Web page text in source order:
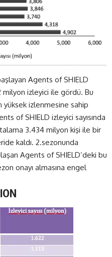
Agents of SHIELD
izleyici ile gördü. Bu
yüksek izlenmesine sahip
of SHIELD izleyici sayısında
3.434 milyon kişi ile bir
kaldı. 2.sezonunda
Agents of SHIELD’deki bu
onayı almasına engel